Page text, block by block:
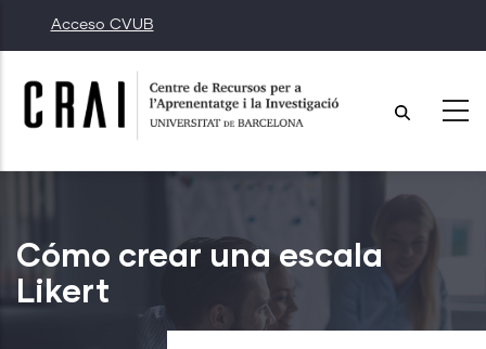
al
contenido
principal
Acceso CVUB
Cómo crear una escala
Likert